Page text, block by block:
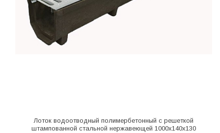
Лоток водоотводный полимербетонный с решеткой
штампованной стальной нержавеющей 1000х140х130